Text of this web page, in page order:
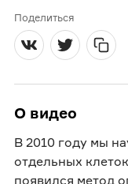
Поделиться
О видео
В 2010 году мы
отдельных
появился метод